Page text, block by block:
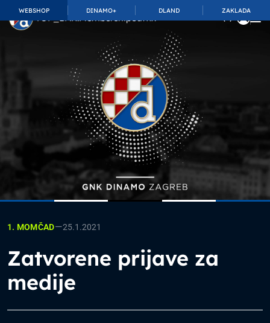
WEBSHOP DINAMO+ DLAND ZAKLADA
TOP_BAR.MembershipSuffix
1. MOMČAD—25.1.2021
Zatvorene prijave za
medije